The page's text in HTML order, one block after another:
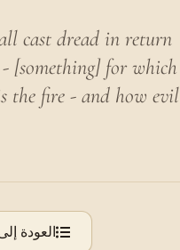
cast dread in return
[something] for which
the fire - and how evil
العودة